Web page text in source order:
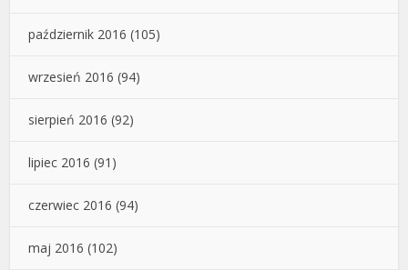
październik 2016 (105)
wrzesień 2016 (94)
sierpień 2016 (92)
lipiec 2016 (91)
czerwiec 2016 (94)
maj 2016 (102)